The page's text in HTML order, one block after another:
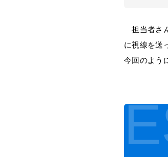
担当者さ
に視線を送
今回のよう